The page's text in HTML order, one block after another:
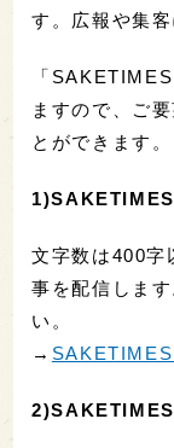
す。広報や集
「
ますので、ご
とができます。
文字数は400字
事を配信しま
い。
→